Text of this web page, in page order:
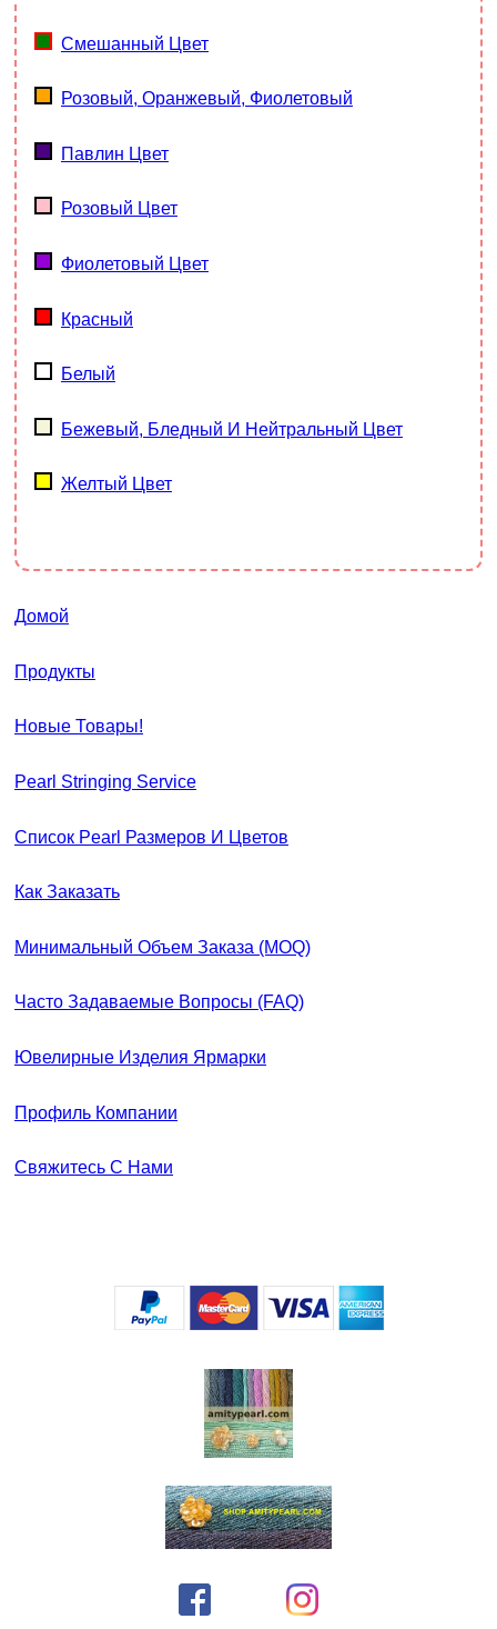
Смешанный Цвет
Розовый, Оранжевый, Фиолетовый
Павлин Цвет
Розовый Цвет
Фиолетовый Цвет
Красный
Белый
Бежевый, Бледный И Нейтральный Цвет
Желтый Цвет
Домой
Продукты
Новые Товары!
Pearl Stringing Service
Список Pearl Размеров И Цветов
Как Заказать
Минимальный Объем Заказа (MOQ)
Часто Задаваемые Вопросы (FAQ)
Ювелирные Изделия Ярмарки
Профиль Компании
Свяжитесь С Нами